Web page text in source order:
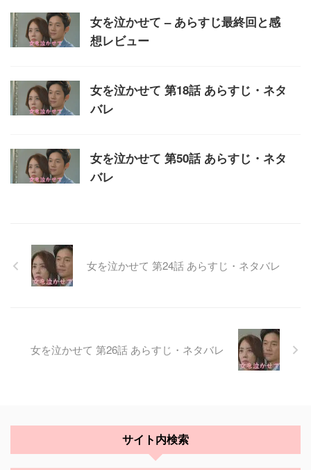
女を泣かせて – あらすじ最終回と感
想レビュー
女を泣かせて 第18話 あらすじ・ネタ
バレ
女を泣かせて 第50話 あらすじ・ネタ
バレ
女を泣かせて 第24話 あらすじ・ネタバレ
女を泣かせて 第26話 あらすじ・ネタバレ
サイト内検索